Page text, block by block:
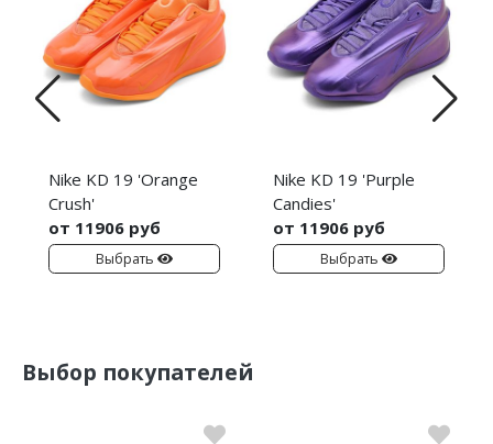
Nike KD 19 'Orange
Crush'
от 11906 руб
Выбрать
Nike KD 19 'Purple
Candies'
от 11906 руб
Выбрать
Выбор покупателей